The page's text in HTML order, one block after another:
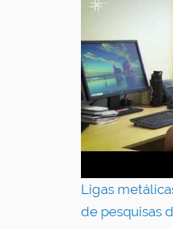
Ligas
de pesquisas